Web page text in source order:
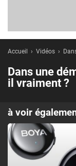
Accueil Vidéos
Dans une
il vraiment ?
à voir